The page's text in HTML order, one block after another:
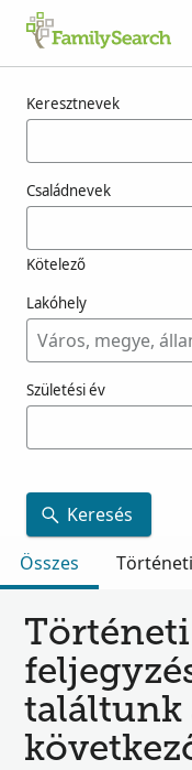
Keresztnevek
Családnevek
Kötelező
Lakóhely
Születési év
Keresés
Összes
Történeti
találtunk